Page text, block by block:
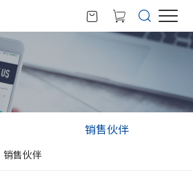
销售伙伴
销售伙伴